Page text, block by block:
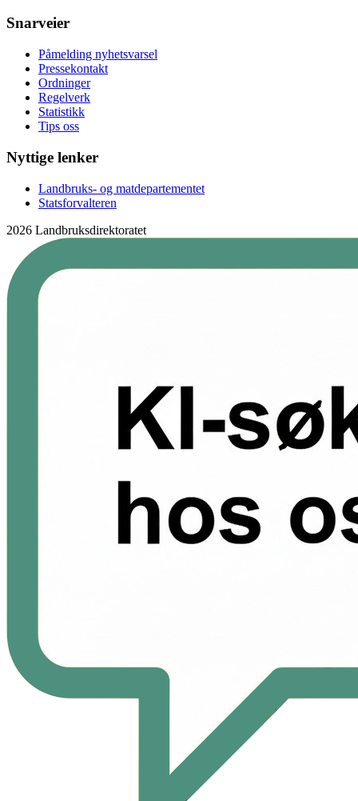
Snarveier
Påmelding nyhetsvarsel
Pressekontakt
Ordninger
Regelverk
Statistikk
Tips oss
Nyttige lenker
Landbruks- og matdepartementet
Statsforvalteren
2026 Landbruksdirektoratet